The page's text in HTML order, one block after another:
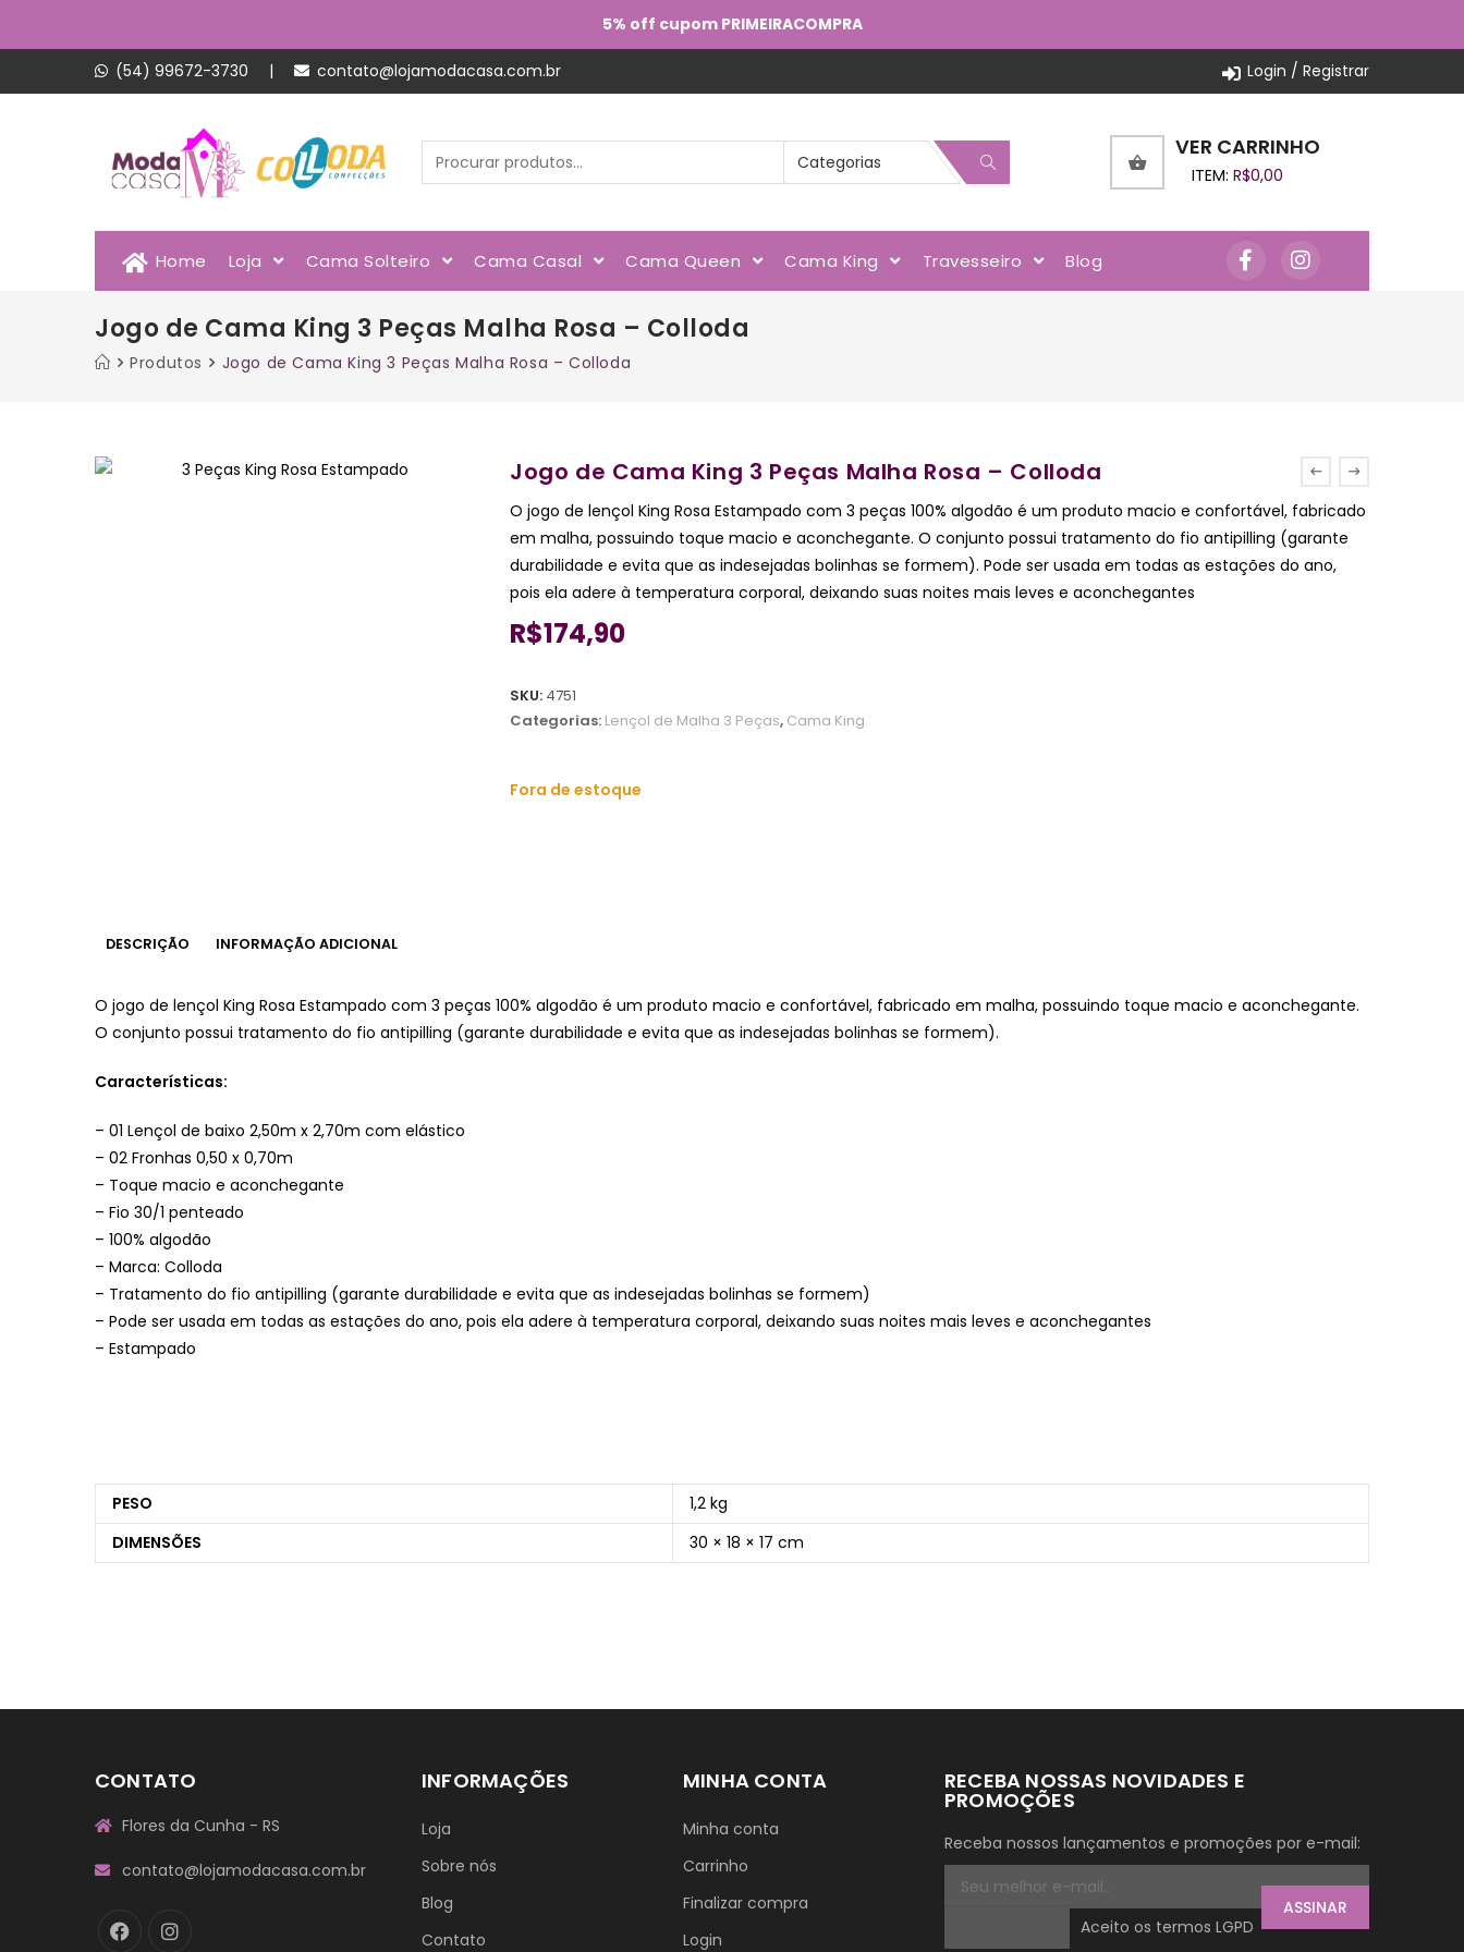
5% off cupom PRIMEIRACOMPRA
Login / Registrar
(54) 99672-3730 | contato@lojamodacasa.com.br
VER CARRINHO
ITEM: R$0,00
Home Loja Cama Solteiro Cama Casal Cama Queen Cama King Travesseiro Blog
Jogo de Cama King 3 Peças Malha Rosa – Colloda
Produtos Jogo de Cama King 3 Peças Malha Rosa – Colloda
Jogo de Cama King 3 Peças Malha Rosa – Colloda
O jogo de lençol King Rosa Estampado com 3 peças 100% algodão é um produto macio e confortável, fabricado
em malha, possuindo toque macio e aconchegante. O conjunto possui tratamento do fio antipilling (garante
durabilidade e evita que as indesejadas bolinhas se formem). Pode ser usada em todas as estações do ano,
pois ela adere à temperatura corporal, deixando suas noites mais leves e aconchegantes
R$174,90
SKU: 4751
Categorias: Lençol de Malha 3 Peças, Cama King
Fora de estoque
DESCRIÇÃO INFORMAÇÃO ADICIONAL
O jogo de lençol King Rosa Estampado com 3 peças 100% algodão é um produto macio e confortável, fabricado em malha, possuindo toque macio e aconchegante.
O conjunto possui tratamento do fio antipilling (garante durabilidade e evita que as indesejadas bolinhas se formem).
Características:
– 01 Lençol de baixo 2,50m x 2,70m com elástico
– 02 Fronhas 0,50 x 0,70m
– Toque macio e aconchegante
– Fio 30/1 penteado
– 100% algodão
– Marca: Colloda
– Tratamento do fio antipilling (garante durabilidade e evita que as indesejadas bolinhas se formem)
– Pode ser usada em todas as estações do ano, pois ela adere à temperatura corporal, deixando suas noites mais leves e aconchegantes
– Estampado
PESO
1,2 kg
DIMENSÕES
30 × 18 × 17 cm
CONTATO
Flores da Cunha - RS
contato@lojamodacasa.com.br
INFORMAÇÕES
Loja
Sobre nós
Blog
Contato
MINHA CONTA
Minha conta
Carrinho
Finalizar compra
Login
RECEBA NOSSAS NOVIDADES E
PROMOÇÕES
Receba nossos lançamentos e promoções por e-mail:
ASSINAR
Aceito os termos LGPD